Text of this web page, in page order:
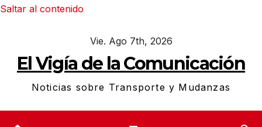
Saltar al contenido
Vie. Ago 7th, 2026
El Vigía de la Comunicación
Noticias sobre Transporte y Mudanzas